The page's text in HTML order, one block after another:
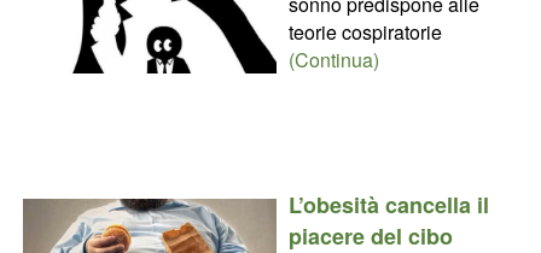
teorie cospiratorie
(Continua)
L’obesità cancella il
piacere del cibo